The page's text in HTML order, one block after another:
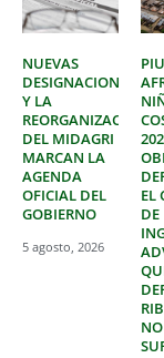
NUEVAS
DESIGNACIONES
Y LA
REORGANIZACIÓN
DEL MIDAGRI
MARCAN LA
AGENDA
OFICIAL DEL
GOBIERNO
5 agosto, 2026
EL
DE